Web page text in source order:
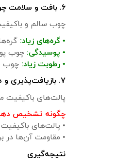
۶. بافت و سلامت چوب
چوب سالم و
• گره‌های زیاد:
• پوسیدگی: چوب
• رطوبت زیاد: چوب
۷. بازیافت‌پذیری و دوام در استفاده طولانی‌مدت
پالت‌های باکیفیت
چگونه تشخیص
• پالت‌های
• مقاومت آن‌ها در
نتیجه‌گیری